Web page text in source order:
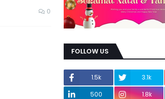
0
FOLLOW US
1.5k 3.1k
500
1.8k